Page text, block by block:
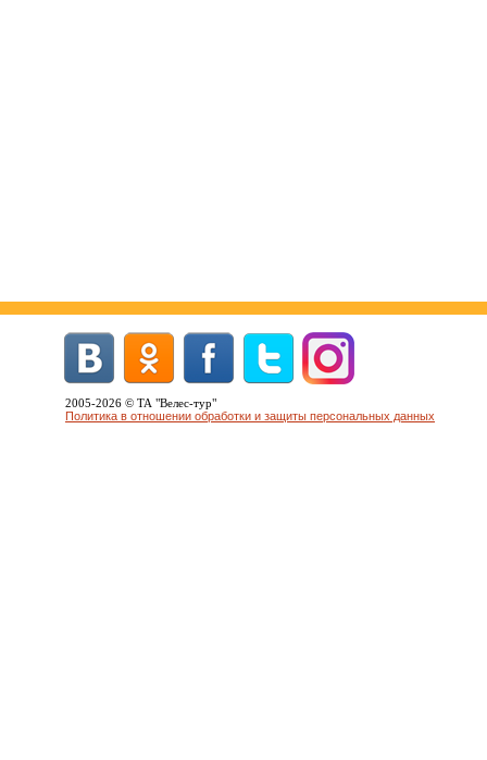
2005-2026 © ТА "Велес-тур"
Политика в отношении обработки и защиты персональных данных